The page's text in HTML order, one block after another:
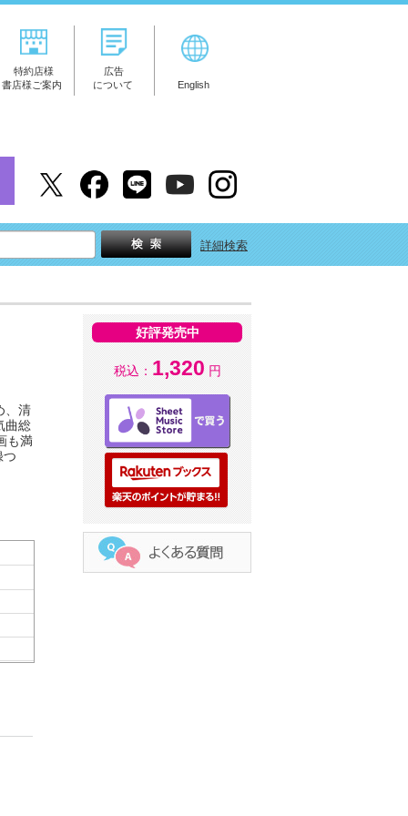
特約店様
書店様ご案内
広告
について
English
詳細検索
、清
曲総
も満
つ
好評発売中
税込： 1,320 円